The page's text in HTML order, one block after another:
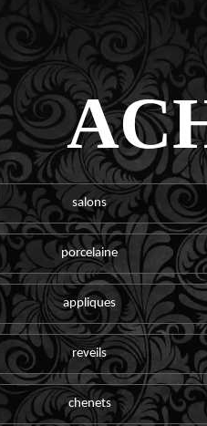
salons
porcelaine
appliques
reveils
chenets